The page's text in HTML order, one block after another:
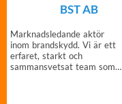
BST AB
Marknadsledande aktör
inom brandskydd. Vi är ett
erfaret, starkt och
sammansvetsat team som